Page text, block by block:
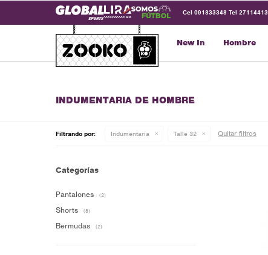
New In Hombre
Cel 091833348 Tel 27114413
INDUMENTARIA DE HOMBRE
Filtrando por: Indumentaria Talle 32 Quitar filtros
Categorías
Pantalones (2)
Shorts (8)
Bermudas (2)